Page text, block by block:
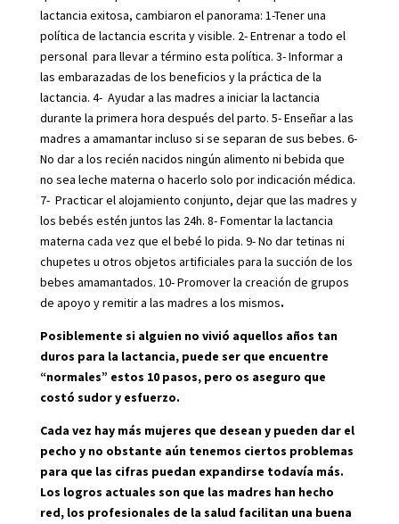
lactancia exitosa, cambiaron el panorama: 1-Tener una
política de lactancia escrita y visible. 2- Entrenar a todo el
personal para llevar a término esta política. 3- Informar a
las embarazadas de los beneficios y la práctica de la
lactancia. 4- Ayudar a las madres a iniciar la lactancia
durante la primera hora después del parto. 5- Enseñar a las
madres a amamantar incluso si se separan de sus bebes. 6-
No dar a los recién nacidos ningún alimento ni bebida que
no sea leche materna o hacerlo solo por indicación médica.
7- Practicar el alojamiento conjunto, dejar que las madres y
los bebés estén juntos las 24h. 8- Fomentar la lactancia
materna cada vez que el bebé lo pida. 9- No dar tetinas ni
chupetes u otros objetos artificiales para la succión de los
bebes amamantados. 10- Promover la creación de grupos
de apoyo y remitir a las madres a los mismos.
Posiblemente si alguien no vivió aquellos años tan
duros para la lactancia, puede ser que encuentre
“normales” estos 10 pasos, pero os aseguro que
costó sudor y esfuerzo.
Cada vez hay más mujeres que desean y pueden dar el
pecho y no obstante aún tenemos ciertos problemas
para que las cifras puedan expandirse todavía más.
Los logros actuales son que las madres han hecho
red, los profesionales de la salud facilitan una buena